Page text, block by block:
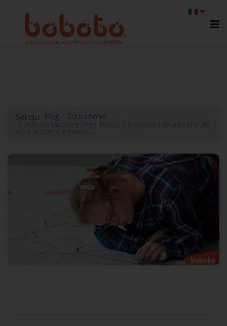
Sei qui: Blog
Educazione
Boboto incontra Segni Mossi, il progetto romano che dà
voce al corpo emotivo